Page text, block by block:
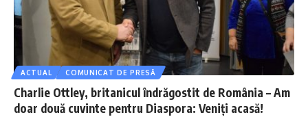
ACTUAL COMUNICAT DE PRESĂ
Charlie Ottley, britanicul îndrăgostit de România – Am
doar două cuvinte pentru Diaspora: Veniți acasă!